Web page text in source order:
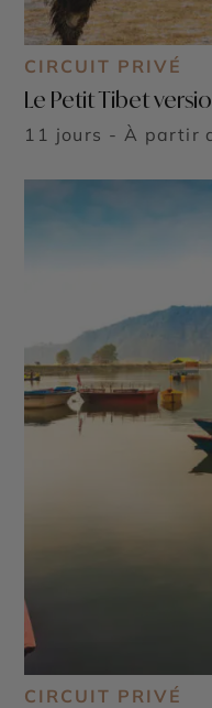
CIRCUIT PRIVÉ
Le Petit Tibet
11 jours - À partir
CIRCUIT PRIVÉ